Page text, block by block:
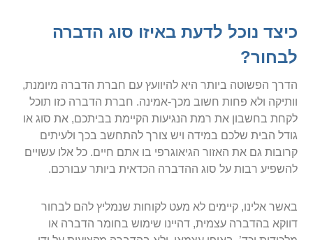
כיצד נוכל לדעת באיזו סוג הדברה
לבחור?
הדרך הפשוטה ביותר היא להיוועץ עם חברת הדברה מיומנת,
וותיקה ולא פחות חשוב מכך-אמינה. חברת הדברה כזו תוכל
לקחת בחשבון את רמת הנגיעות הקיימת בביתכם, את סוג או
גודל הבית שלכם במידה ויש צורך להתחשב בכך ולעיתים
קרובות גם את האזור הגיאוגרפי בו אתם חיים. כל אלו עשויים
להשפיע רבות על סוג ההדברה הכדאית ביותר עבורכם.
באשר אלינו, קיימים לא מעט לקוחות שנמליץ להם לבחור
דווקא בהדברה עצמית, דהיינו שימוש בחומר הדברה או